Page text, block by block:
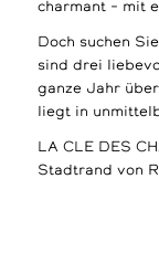
charmant – mit
Doch suchen
sind drei
ganze Jahr
liegt in
LA CLE DES
Stadtrand von